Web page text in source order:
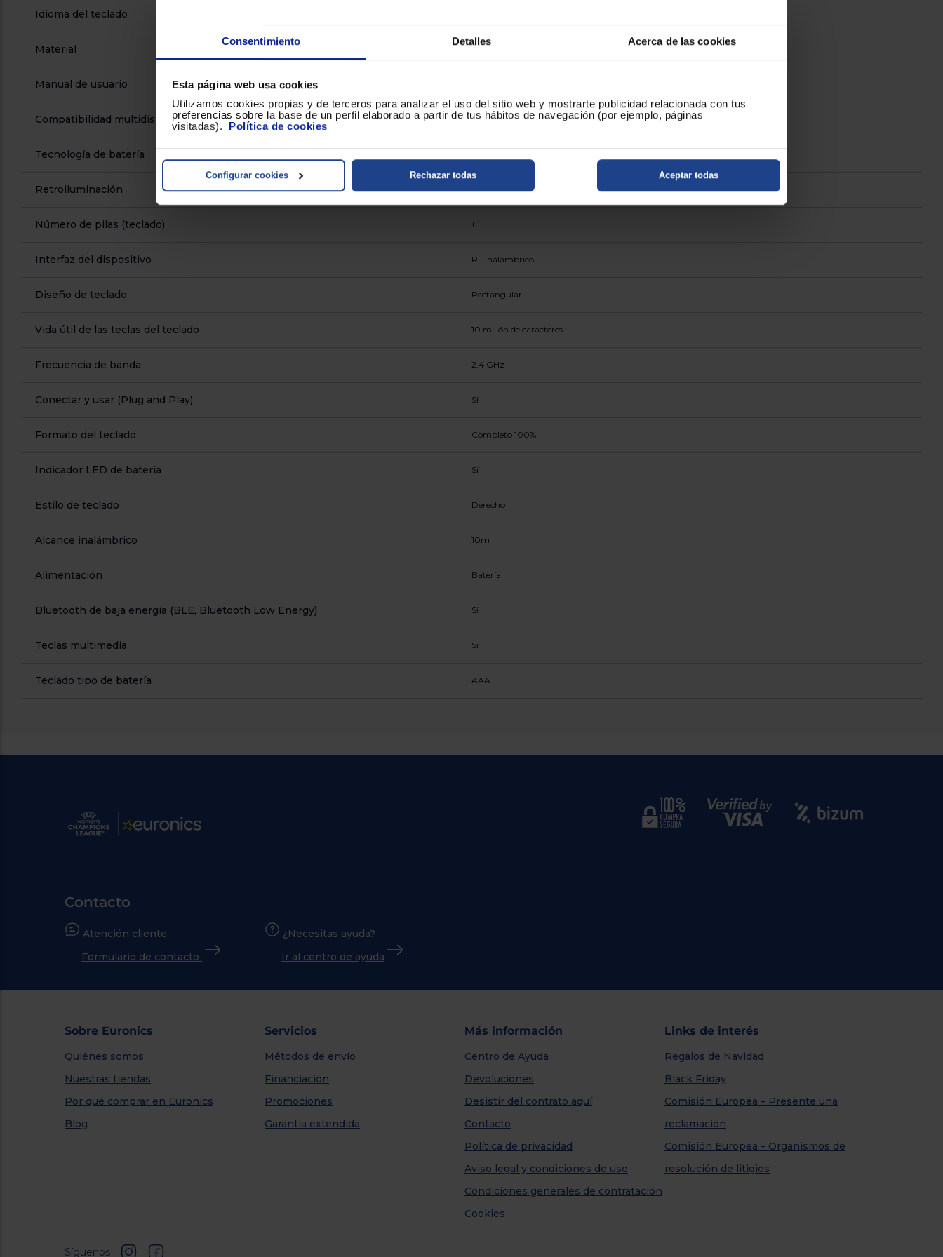
Consentimiento Detalles Acerca de las cookies
Esta página web usa cookies
Utilizamos cookies propias y de terceros para analizar el uso del sitio web y mostrarte publicidad relacionada con tus
preferencias sobre la base de un perfil elaborado a partir de tus hábitos de navegación (por ejemplo, páginas
visitadas). Política de cookies
Rechazar todas
Configurar cookies Aceptar todas
Idioma del teclado
Material Plástico
Manual de usuario
Compatibilidad multidispositivo Sí
Tecnología de batería
Retroiluminación LED
Número de pilas (teclado) 1
Interfaz del dispositivo RF inalámbrico
Diseño de teclado Rectangular
Vida útil de las teclas del teclado 10 millón de caracteres
Frecuencia de banda 2.4 GHz
Conectar y usar (Plug and Play) Sí
Formato del teclado Completo 100%
Indicador LED de batería Sí
Estilo de teclado Derecho
Alcance inalámbrico 10m
Alimentación Batería
Bluetooth de baja energía (BLE, Bluetooth Low Energy) Sí
Teclas multimedia Sí
Teclado tipo de batería AAA
Contacto
Atención cliente
Formulario de contacto
¿Necesitas ayuda?
Ir al centro de ayuda
Sobre Euronics
Quiénes somos
Nuestras tiendas
Por qué comprar en Euronics
Blog
Servicios
Métodos de envío
Financiación
Promociones
Garantía extendida
Más información
Centro de Ayuda
Devoluciones
Desistir del contrato aquí
Contacto
Política de privacidad
Aviso legal y condiciones de uso
Condiciones generales de contratación
Cookies
Links de interés
Regalos de Navidad
Black Friday
Comisión Europea – Presente una
reclamación
Comisión Europea – Organismos de
resolución de litigios
Síguenos